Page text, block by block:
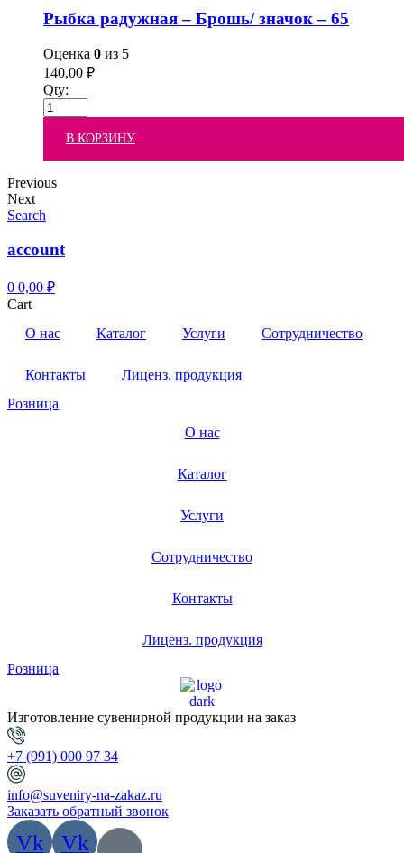
Рыбка радужная – Брошь/ значок – 65
Оценка 0 из 5
140,00 ₽
Qty:
В КОРЗИНУ
Previous
Next
Search
account
0 0,00 ₽
Cart
О нас
Каталог Услуги Сотрудничество
Контакты
Лиценз. продукция
Розница
О нас
Каталог
Услуги
Сотрудничество
Контакты
Лиценз. продукция
Розница
Изготовление сувенирной продукции на заказ
+7 (991) 000 97 34
info@suveniry-na-zakaz.ru
Заказать обратный звонок
Vk Vk